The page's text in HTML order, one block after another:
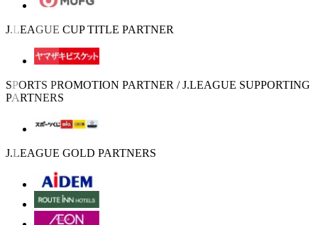
J.LEAGUE CUP TITLE PARTNER
SPORTS PROMOTION PARTNER / J.LEAGUE SUPPORTING
PARTNERS
J.LEAGUE GOLD PARTNERS